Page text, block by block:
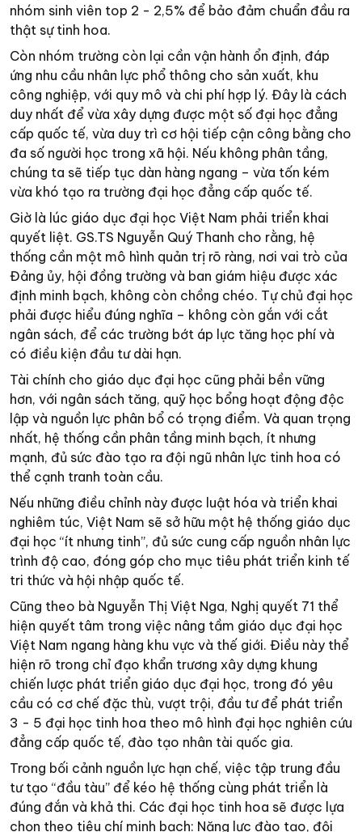
nhóm sinh viên top 2 - 2,5% để bảo đảm chuẩn đầu ra
thật sự tinh hoa.
Còn nhóm trường còn lại cần vận hành ổn định, đáp
ứng nhu cầu nhân lực phổ thông cho sản xuất, khu
công nghiệp, với quy mô và chi phí hợp lý. Đây là cách
duy nhất để vừa xây dựng được một số đại học đẳng
cấp quốc tế, vừa duy trì cơ hội tiếp cận công bằng cho
đa số người học trong xã hội. Nếu không phân tầng,
chúng ta sẽ tiếp tục dàn hàng ngang – vừa tốn kém
vừa khó tạo ra trường đại học đẳng cấp quốc tế.
Giờ là lúc giáo dục đại học Việt Nam phải triển khai
quyết liệt. GS.TS Nguyễn Quý Thanh cho rằng, hệ
thống cần một mô hình quản trị rõ ràng, nơi vai trò của
Đảng ủy, hội đồng trường và ban giám hiệu được xác
định minh bạch, không còn chồng chéo. Tự chủ đại học
phải được hiểu đúng nghĩa – không còn gắn với cắt
ngân sách, để các trường bớt áp lực tăng học phí và
có điều kiện đầu tư dài hạn.
Tài chính cho giáo dục đại học cũng phải bền vững
hơn, với ngân sách tăng, quỹ học bổng hoạt động độc
lập và nguồn lực phân bổ có trọng điểm. Và quan trọng
nhất, hệ thống cần phân tầng minh bạch, ít nhưng
mạnh, đủ sức đào tạo ra đội ngũ nhân lực tinh hoa có
thể cạnh tranh toàn cầu.
Nếu những điều chỉnh này được luật hóa và triển khai
nghiêm túc, Việt Nam sẽ sở hữu một hệ thống giáo dục
đại học “ít nhưng tinh”, đủ sức cung cấp nguồn nhân lực
trình độ cao, đóng góp cho mục tiêu phát triển kinh tế
tri thức và hội nhập quốc tế.
Cũng theo bà Nguyễn Thị Việt Nga, Nghị quyết 71 thể
hiện quyết tâm trong việc nâng tầm giáo dục đại học
Việt Nam ngang hàng khu vực và thế giới. Điều này thể
hiện rõ trong chỉ đạo khẩn trương xây dựng khung
chiến lược phát triển giáo dục đại học, trong đó yêu
cầu có cơ chế đặc thù, vượt trội, đầu tư để phát triển
3 - 5 đại học tinh hoa theo mô hình đại học nghiên cứu
đẳng cấp quốc tế, đào tạo nhân tài quốc gia.
Trong bối cảnh nguồn lực hạn chế, việc tập trung đầu
tư tạo “đầu tàu” để kéo hệ thống cùng phát triển là
đúng đắn và khả thi. Các đại học tinh hoa sẽ được lựa
chọn theo tiêu chí minh bạch: Năng lực đào tạo, đội